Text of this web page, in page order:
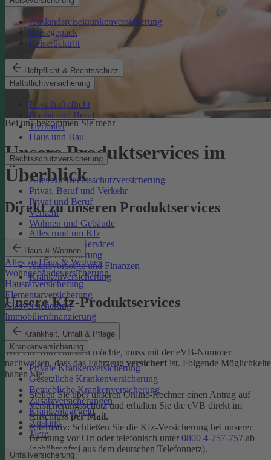
Auslandsreisekrankenversicherung
Reisegepäck
Reiserücktritt
Haftpflicht & Rechtsschutz
Haftpflichtversicherung
Privathaftpflicht
Dienst und Beruf
Tierhalter
Haus und Bau
Rechtsschutzversicherung
Alles zur Rechtsschutzversicherung
Privat, Beruf und Verkehr
Privat und Beruf
Verkehr
Wohnen und Gebäude
Haus & Wohnen
Alles zu Haus & Wohnen
Wohngebäudeversicherung
Hausratversicherung
Elementarversicherung
Glasversicherung
Immobilienfinanzierung
Krankheit, Unfall & Pflege
Krankenversicherung
Private Krankenversicherung
Gesetzliche Krankenversicherung
Betriebliche Krankenversicherung
Zusatzversicherungen
Krankentagegeld
Ausland
Tiere
Unfallversicherung
Bei uns bekommen Sie mehr
Unsere Produktservices im
Überblick
Direkt zu unseren Produktservices
Alles rund um Kfz
Rechtsschutz-Services
Pflegeversicherung
Altersvorsorge und Finanzen
Krankenversicherung
Unsere Kfz-Produktservices
eVB-Nummer
Wer ein Auto zulassen möchte, muss mit der eVB-Nummer
nachweisen, dass das Fahrzeug versichert ist. Folgende
haben Sie:
Stellen Sie über unseren Online-Rechner einen Antrag auf
Versicherungsschutz und erhalten Sie die eVB direkt im
Anschlussper Mail.
Alternativ: Schließen Sie die Kfz-​Versicherung bei unserer
Beratung vor Ort oder telefonisch unter 0800 4-​757-757 ab
(gebührenfrei aus dem deutschen Telefonnetz).